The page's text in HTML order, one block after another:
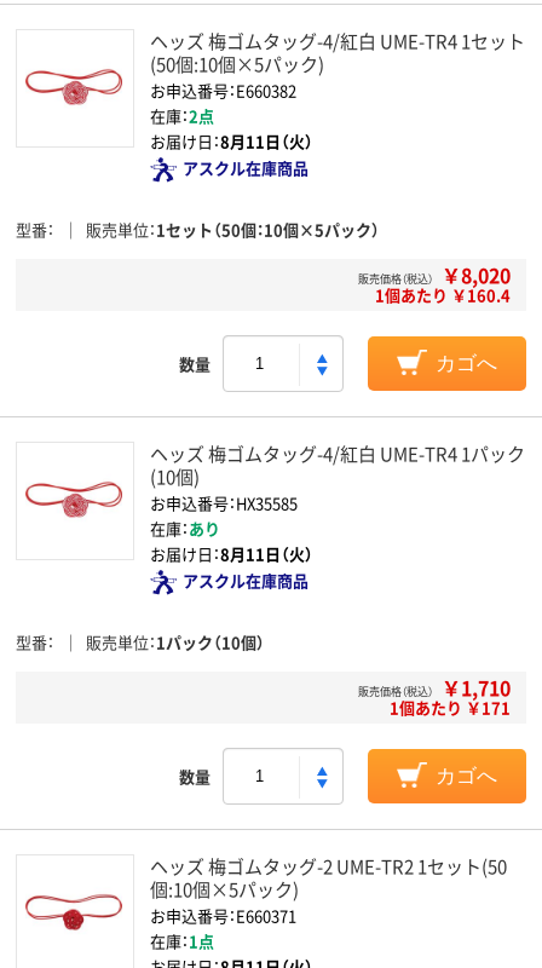
ヘッズ 梅ゴムタッグ-4/紅白 UME-TR4 1セット
(50個:10個×5パック)
お申込番号：E660382
在庫：2点
お届け日：8月11日（火）
アスクル在庫商品
型番 販売単位 1セット（50個：10個×5パック）
販売価格（税込） ￥8,020
1個あたり ￥160.4
数量 カゴへ
ヘッズ 梅ゴムタッグ-4/紅白 UME-TR4 1パック
(10個)
お申込番号：HX35585
在庫：あり
お届け日：8月11日（火）
アスクル在庫商品
型番 販売単位 1パック（10個）
販売価格（税込） ￥1,710
1個あたり ￥171
数量 カゴへ
ヘッズ 梅ゴムタッグ-2 UME-TR2 1セット(50
個:10個×5パック)
お申込番号：E660371
在庫：1点